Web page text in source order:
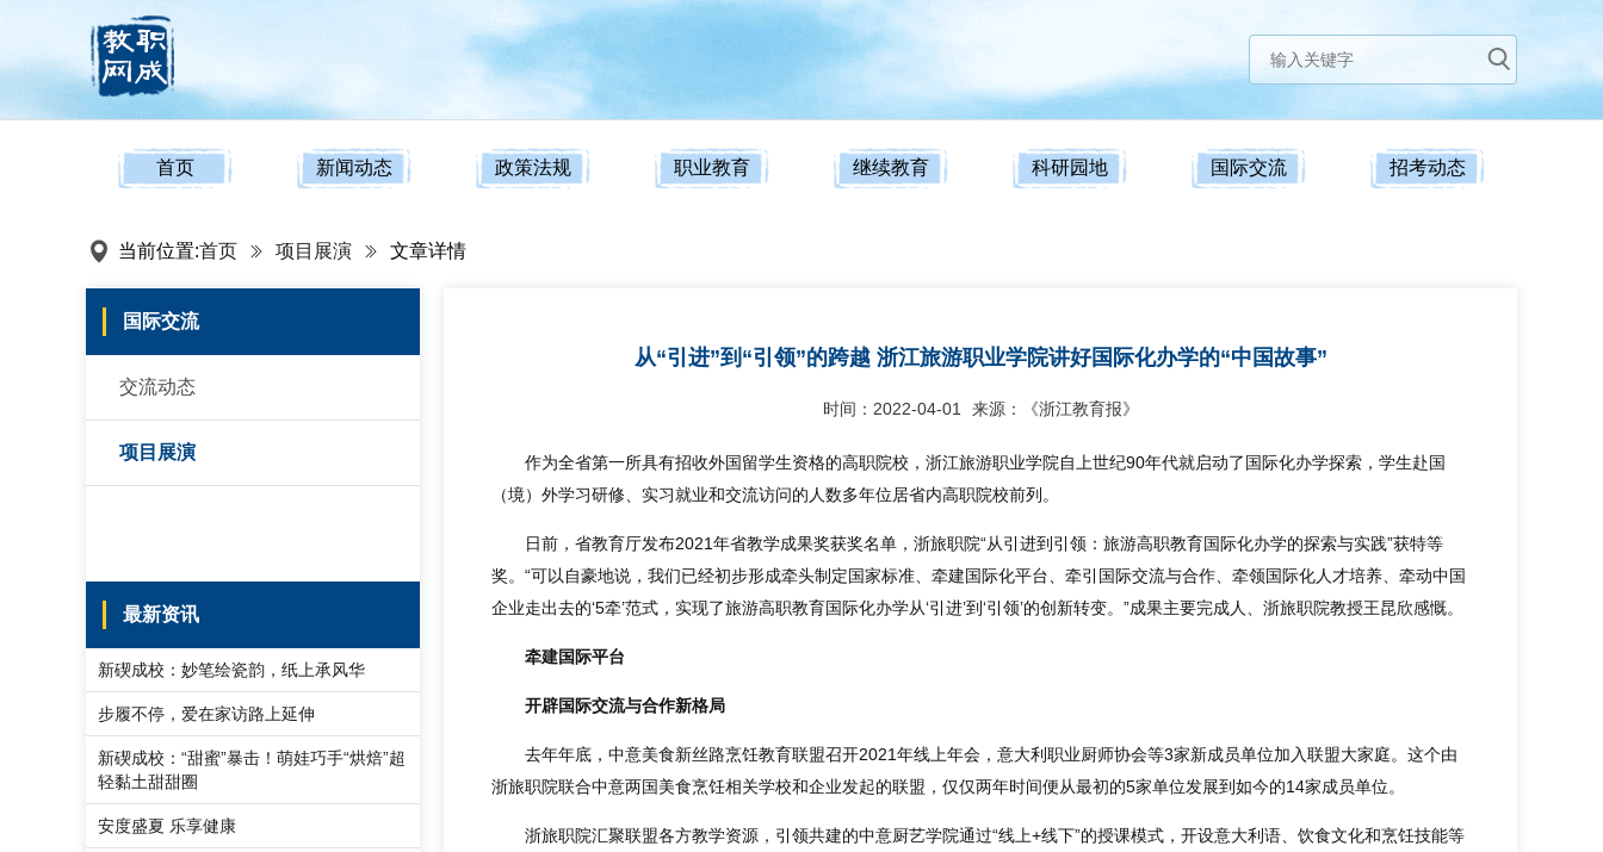
首页 新闻动态 政策法规 职业教育 继续教育 科研园地 国际交流 招考动态
当前位置:首页 项目展演 文章详情
国际交流
交流动态
项目展演
最新资讯
新碶成校：妙笔绘瓷韵，纸上承风华
步履不停，爱在家访路上延伸
新碶成校：“甜蜜”暴击！萌娃巧手“烘焙”超
轻黏土甜甜圈
安度盛夏 乐享健康
从“引进”到“引领”的跨越 浙江旅游职业学院讲好国际化办学的“中国故事”
时间：2022-04-01 来源：《浙江教育报》
作为全省第一所具有招收外国留学生资格的高职院校，浙江旅游职业学院自上世纪90年代就启动了国际化办学探索，学生赴国
（境）外学习研修、实习就业和交流访问的人数多年位居省内高职院校前列。
日前，省教育厅发布2021年省教学成果奖获奖名单，浙旅职院“从引进到引领：旅游高职教育国际化办学的探索与实践”获特等
奖。“可以自豪地说，我们已经初步形成牵头制定国家标准、牵建国际化平台、牵引国际交流与合作、牵领国际化人才培养、牵动中国
企业走出去的‘5牵’范式，实现了旅游高职教育国际化办学从‘引进’到‘引领’的创新转变。”成果主要完成人、浙旅职院教授王昆欣感慨。
牵建国际平台
开辟国际交流与合作新格局
去年年底，中意美食新丝路烹饪教育联盟召开2021年线上年会，意大利职业厨师协会等3家新成员单位加入联盟大家庭。这个由
浙旅职院联合中意两国美食烹饪相关学校和企业发起的联盟，仅仅两年时间便从最初的5家单位发展到如今的14家成员单位。
浙旅职院汇聚联盟各方教学资源，引领共建的中意厨艺学院通过“线上+线下”的授课模式，开设意大利语、饮食文化和烹饪技能等